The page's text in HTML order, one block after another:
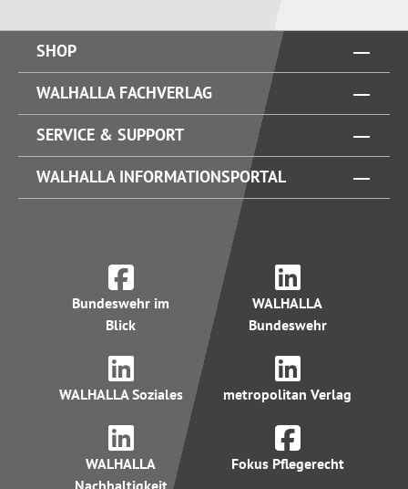
SHOP
WALHALLA FACHVERLAG
SERVICE & SUPPORT
WALHALLA INFORMATIONSPORTAL
Bundeswehr im
Blick
WALHALLA
Bundeswehr
WALHALLA Soziales metropolitan Verlag
WALHALLA
Nachhaltigkeit
Fokus Pflegerecht